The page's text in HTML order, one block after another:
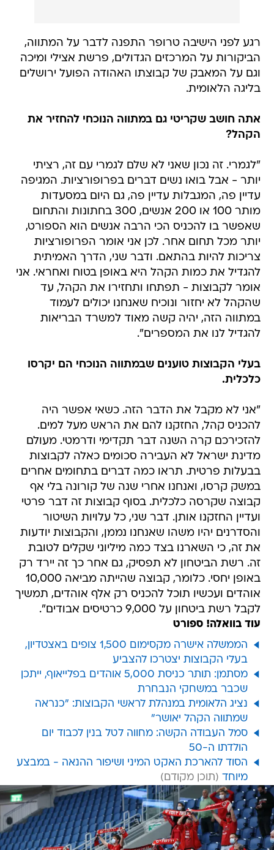
רגע לפני הישיבה טרופר התפנה לדבר על המתווה,
הביקורות על המרכזים הגדולים, פרשת אצילי ומיכה
וגם על המאבק של קבוצתו האהודה הפועל ירושלים
בליגה הלאומית.
אתה חושב שקריטי גם במתווה הנוכחי להחזיר את
הקהל?
"לגמרי. זה נכון שאני לא שלם לגמרי עם זה, רציתי
יותר - אבל בואו נשים דברים בפרופורציות. המגיפה
עדיין פה, המגבלות עדיין פה, גם היום במסעדות
מותר 100 או 200 אנשים, 300 בחתונות והתחום
שאפשר בו להכניס הכי הרבה אנשים הוא הספורט,
יותר מכל תחום אחר. לכן אני אומר הפרופורציות
צריכות להיות בהתאם. ודבר שני, הדרך האמיתית
להגדיל את כמות הקהל היא באופן בטוח ואחראי. אני
אומר לקבוצות - תפתחו ותחזירו את הקהל, עד
שהקהל לא יחזור ונוכיח שאנחנו יכולים לעמוד
במתווה הזה, יהיה קשה מאוד למשרד הבריאות
להגדיל לנו את המספרים".
בעלי הקבוצות טוענים שבמתווה הנוכחי הם יקרסו
כלכלית.
"אני לא מקבל את הדבר הזה. כשאי אפשר היה
להכניס קהל, החזקנו להם את הראש מעל למים.
להזכירכם קרה השנה דבר תקדימי ודרמטי. מעולם
מדינת ישראל לא העבירה סכומים כאלה לקבוצות
בבעלות פרטית. תראו כמה דברים בתחומים אחרים
במשק קרסו, ואנחנו אחרי שנה של קורונה בלי אף
קבוצה שקרסה כלכלית. בסוף קבוצות זה דבר פרטי
ועדיין החזקנו אותן. דבר שני, כל עלויות השיטור
והסדרנים יהיו משהו שאנחנו נממן, והקבוצות יודעות
את זה, כי השארנו בצד כמה מיליוני שקלים לטובת
זה. רשת הביטחון לא תפסיק, גם אחר כך זה יירד רק
באופן יחסי. כלומר, קבוצה שהייתה מביאה 10,000
אוהדים ועכשיו תוכל להכניס רק אלף אוהדים, תמשיך
לקבל רשת ביטחון על 9,000 כרטיסים אבודים".
עוד בוואלה! ספורט
הממשלה אישרה מקסימום 1,500 צופים באצטדיון,
בעלי הקבוצות יצטרכו להצביע
מסתמן: תותר כניסת 5,000 אוהדים בפלייאוף, ייתכן
שכבר במשחקי הנבחרת
נציג הלאומית במנהלת לראשי הקבוצות: "כנראה
שמתווה הקהל יאושר"
סמל העבודה הקשה: מחווה לטל בנין לכבוד יום
הולדתו ה-50
הסוד להארכת האקט המיני ושיפור ההנאה - במבצע
מיוחד